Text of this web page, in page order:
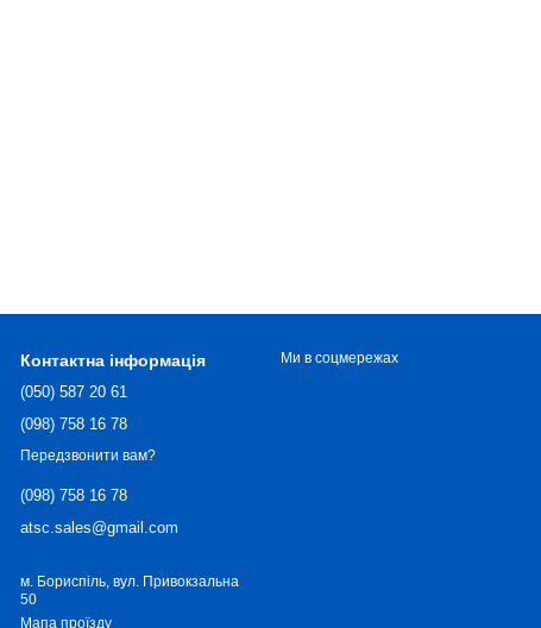
Контактна інформація
(050) 587 20 61
(098) 758 16 78
Передзвонити вам?
(098) 758 16 78
atsc.sales@gmail.com
м. Бориспіль, вул. Привокзальна
50
Мапа проїзду
Ми в соцмережах